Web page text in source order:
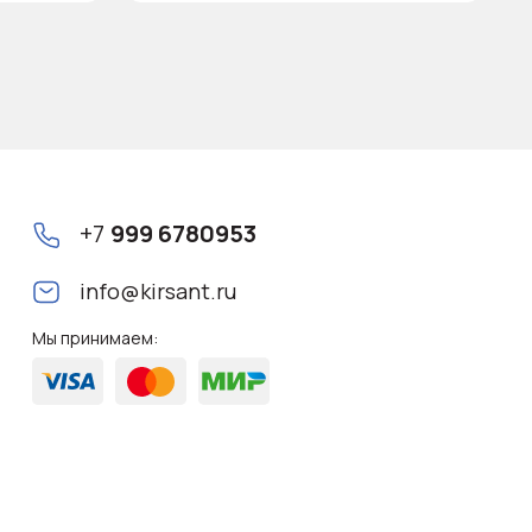
+7 999 6780953
info@kirsant.ru
Мы принимаем: